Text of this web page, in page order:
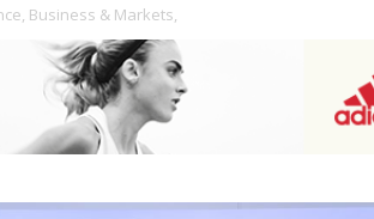
Business & Markets,